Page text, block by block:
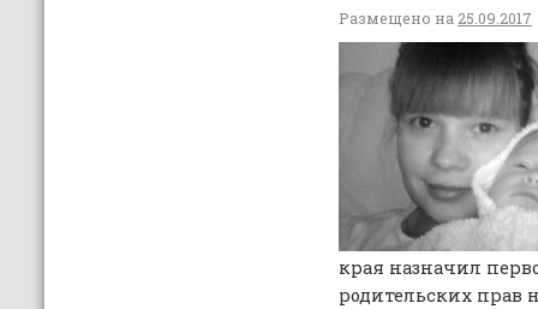
Размещено на 25.09.2017
края назначил
родительских